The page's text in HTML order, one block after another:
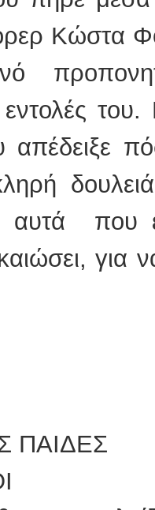
Κώστα
αυτά που
για
ΠΑΙΔΕΣ